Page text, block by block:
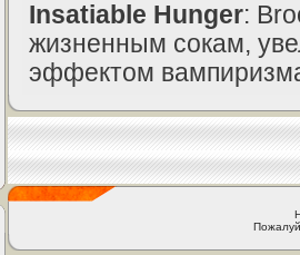
Insatiable Hunger:
жизненным сокам,
эффектом